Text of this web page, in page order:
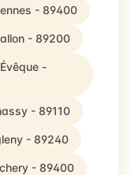
- 89400
- 89200
-
- 89110
- 89240
- 89400